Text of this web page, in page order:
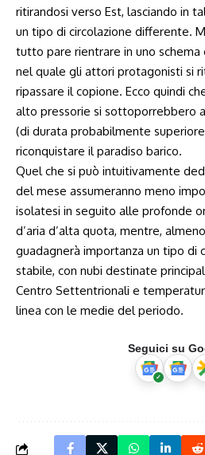
ritirandosi verso Est, lasciando in
un tipo di circolazione differente.
tutto pare rientrare in uno
nel quale gli attori protagonisti si
ripassare il copione. Ecco quindi
alto pressorie si sottoporrebbero
(di durata probabilmente
riconquistare il paradiso barico.
Quel che si può intuitivamente
del mese assumeranno meno
isolatesi in seguito alle profonde
d’aria d’alta quota, mentre,
guadagnerà importanza un tipo di
stabile, con nubi destinate
Centro Settentrionali e
linea con le medie del periodo.
Seguici su